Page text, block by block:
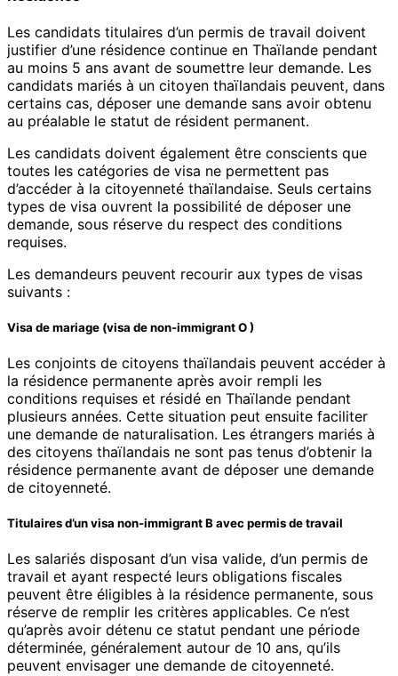
Les candidats titulaires d’un permis de travail doivent
justifier d’une résidence continue en Thaïlande pendant
au moins 5 ans avant de soumettre leur demande. Les
candidats mariés à un citoyen thaïlandais peuvent, dans
certains cas, déposer une demande sans avoir obtenu
au préalable le statut de résident permanent.
Les candidats doivent également être conscients que
toutes les catégories de visa ne permettent pas
d’accéder à la citoyenneté thaïlandaise. Seuls certains
types de visa ouvrent la possibilité de déposer une
demande, sous réserve du respect des conditions
requises.
Les demandeurs peuvent recourir aux types de visas
suivants :
Visa de mariage (visa de non-immigrant O )
Les conjoints de citoyens thaïlandais peuvent accéder à
la résidence permanente après avoir rempli les
conditions requises et résidé en Thaïlande pendant
plusieurs années. Cette situation peut ensuite faciliter
une demande de naturalisation. Les étrangers mariés à
des citoyens thaïlandais ne sont pas tenus d’obtenir la
résidence permanente avant de déposer une demande
de citoyenneté.
Titulaires d’un visa non-immigrant B avec permis de travail
Les salariés disposant d’un visa valide, d’un permis de
travail et ayant respecté leurs obligations fiscales
peuvent être éligibles à la résidence permanente, sous
réserve de remplir les critères applicables. Ce n’est
qu’après avoir détenu ce statut pendant une période
déterminée, généralement autour de 10 ans, qu’ils
peuvent envisager une demande de citoyenneté.